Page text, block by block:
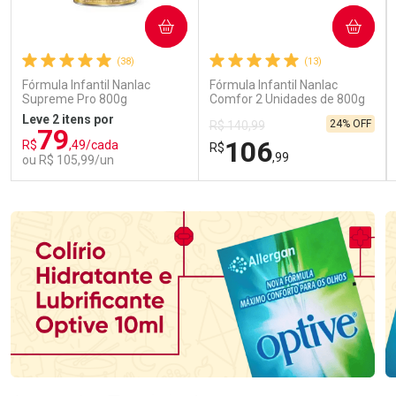
(38)
Fórmula Infantil Nanlac
Supreme Pro 800g
Leve 2 itens por
R$79,49/cada
ou R$ 105,99/un
COMPRAR
(13)
Fórmula Infantil Nanlac
Comfor 2 Unidades de 800g
R$ 140,99
R$106,99
24% OFF
COMPRAR
Laboratório
Por Menos